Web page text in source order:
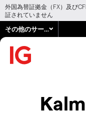
外国為替証拠金（FX）及び
証されていません
その他のサービス